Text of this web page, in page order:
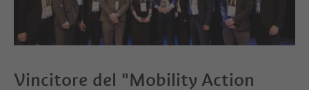
Vincitore del "Mobility Action